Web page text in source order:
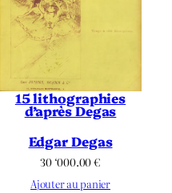
15 lithographies
d’après Degas
Edgar Degas
30 ‘000.00€
Ajouter au panier